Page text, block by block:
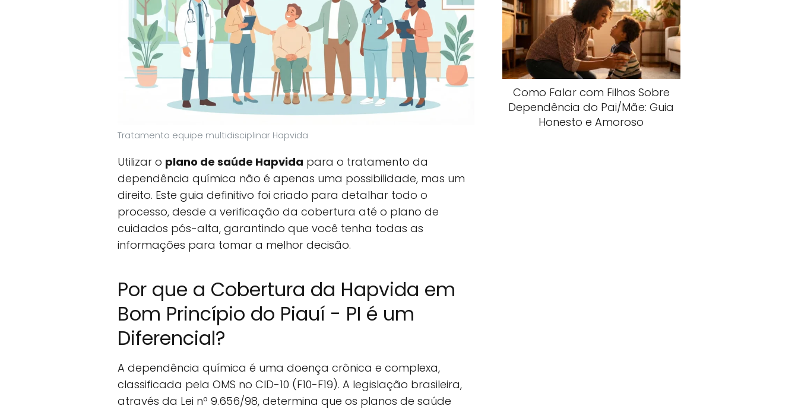
Tratamento equipe multidisciplinar Hapvida
Utilizar o plano de saúde Hapvida para o tratamento da
dependência química não é apenas uma possibilidade, mas um
direito. Este guia definitivo foi criado para detalhar todo o
processo, desde a verificação da cobertura até o plano de
cuidados pós-alta, garantindo que você tenha todas as
informações para tomar a melhor decisão.
Por que a Cobertura da Hapvida em
Bom Princípio do Piauí - PI é um
Diferencial?
A dependência química é uma doença crônica e complexa,
classificada pela OMS no CID-10 (F10-F19). A legislação brasileira,
através da Lei nº 9.656/98, determina que os planos de saúde
Como Falar com Filhos Sobre
Dependência do Pai/Mãe: Guia
Honesto e Amoroso